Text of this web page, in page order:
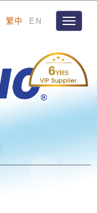
繁中 EN
Toggle
6YRS